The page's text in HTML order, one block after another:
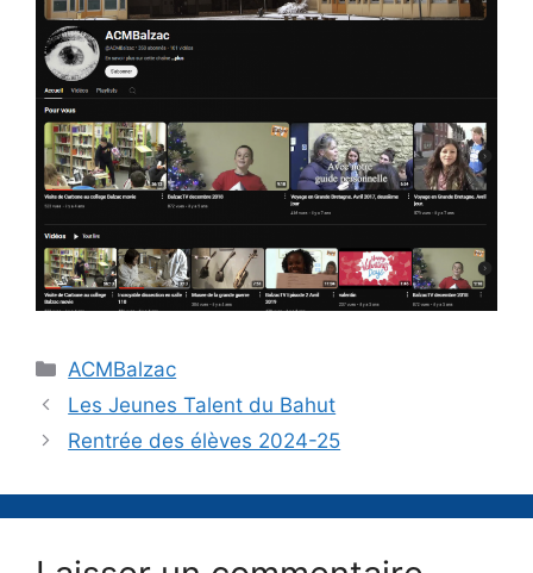
Catégories
ACMBalzac
Les Jeunes Talent du Bahut
Rentrée des élèves 2024-25